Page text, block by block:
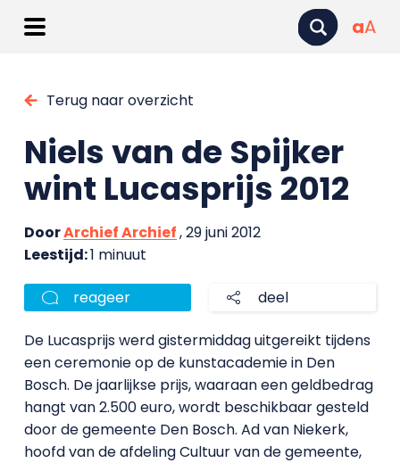
aA
Terug naar overzicht
Niels van de Spijker
wint Lucasprijs 2012
DoorArchief Archief, 29 juni 2012
Leestijd:1 minuut
reageer deel
De Lucasprijs werd gistermiddag uitgereikt tijdens
een ceremonie op de kunstacademie in Den
Bosch. De jaarlijkse prijs, waaraan een geldbedrag
hangt van 2.500 euro, wordt beschikbaar gesteld
door de gemeente Den Bosch. Ad van Niekerk,
hoofd van de afdeling Cultuur van de gemeente,